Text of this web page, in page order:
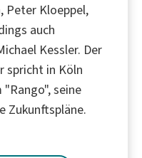
Peter Kloeppel,
auch
Kessler. Der
spricht in Köln
seine
Zukunftspläne.